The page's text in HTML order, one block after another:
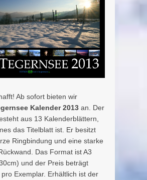
Ab sofort bieten wir
Kalender 2013 an. Der
aus 13 Kalenderblättern,
das Titelblatt ist. Er besitzt
Ringbindung und eine starke
Das Format ist A3
und der Preis beträgt
Exemplar. Erhältlich ist der